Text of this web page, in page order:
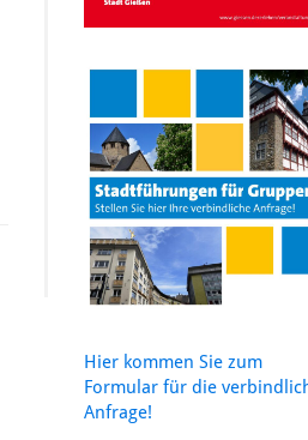
Hier kommen Sie zum
Formular für die
Anfrage!